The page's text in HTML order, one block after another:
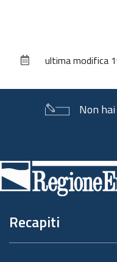
documentoultima modifica
Non
di
pagina
Recapiti